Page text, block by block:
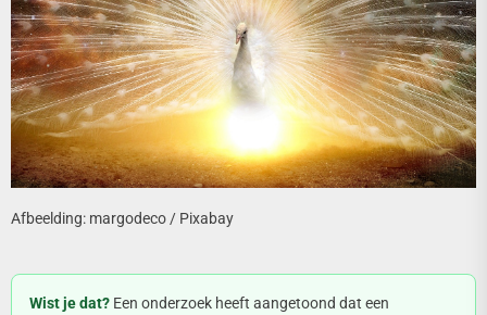
Afbeelding: margodeco / Pixabay
Wist je dat? Een onderzoek heeft aangetoond dat een